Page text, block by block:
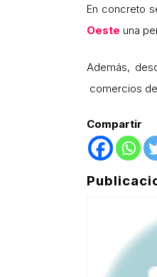
En concreto
Oeste una
Además,
comercios
Compartir